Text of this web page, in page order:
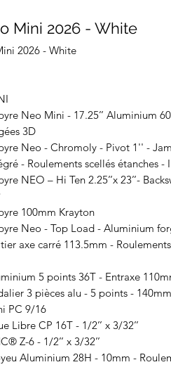
Mini 2026 - White
2026 - White
Neo Mini - 17.25’’ Aluminium
3D
Neo - Chromoly - Pivot 1'' -
- Roulements scellés étanches -
NEO – Hi Ten 2.25’’x 23’’-
100mm Krayton
Neo - Top Load - Aluminium
axe carré 113.5mm -
5 points 36T - Entraxe
3 pièces alu - 5 points - 140mm
PC 9/16
Libre CP 16T - 1/2’’ x 3/32’’
Z-6 - 1/2’’ x 3/32’’
Aluminium 28H - 10mm -